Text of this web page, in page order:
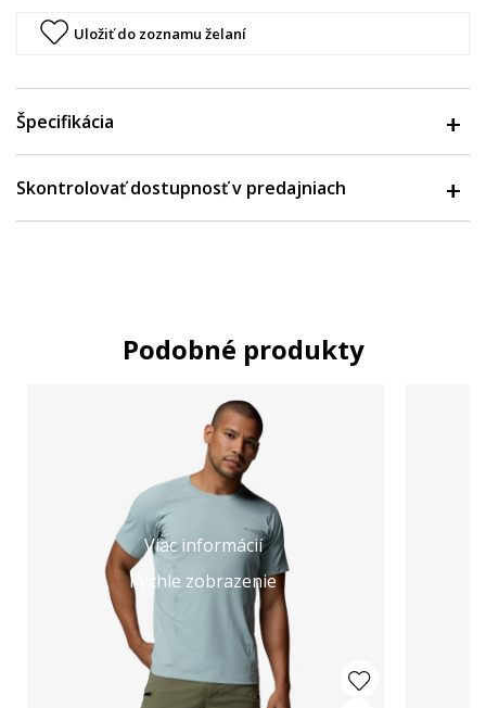
Uložiť do zoznamu želaní
Špecifikácia
Skontrolovať dostupnosť v predajniach
Podobné produkty
Viac informácií
Rýchle zobrazenie